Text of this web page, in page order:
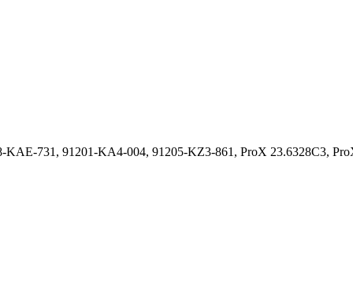
731, 91201-KA4-004, 91205-KZ3-861, ProX 23.6328C3,